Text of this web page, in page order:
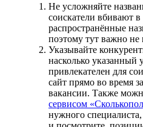
Не усложняйте
соискатели вбивают
распространённые
поэтому тут важно не
Указывайте
насколько указанный
привлекателен для
сайт прямо во время
вакансии. Также
сервисом
нужного